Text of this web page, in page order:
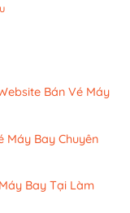
Bán Vé Máy
Máy Bay Chuyên
Bay Tại Làm